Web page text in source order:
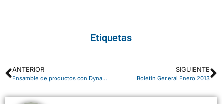
Etiquetas
ANTERIOR
Ensamble de productos con Dynamics NAV 2013
SIGUIENTE
Boletín General Enero 2013